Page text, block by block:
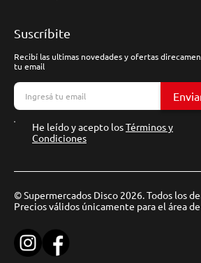
Suscríbite
Recibí las ultimas novedades y ofertas
tu email
He leído y acepto losTérminos y
Condiciones
© Supermercados Disco 2026. Todos los
Precios válidos únicamente para el área